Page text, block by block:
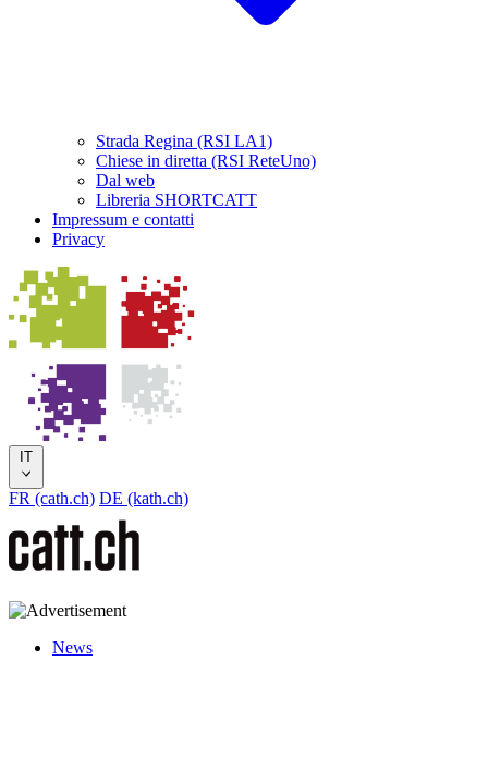
Strada Regina (RSI LA1)
Chiese in diretta (RSI ReteUno)
Dal web
Libreria SHORTCATT
Impressum e contatti
Privacy
IT
FR (cath.ch) DE (kath.ch)
News